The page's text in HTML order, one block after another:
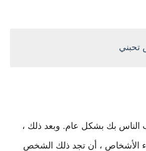
تحبني
الناس بك بشكل عام. وبعد ذلك ،
الأشخاص ، أن تجد ذلك الشخص